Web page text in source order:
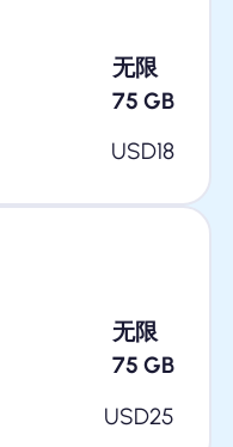
无限
75 GB
USD18
无限
75 GB
USD25